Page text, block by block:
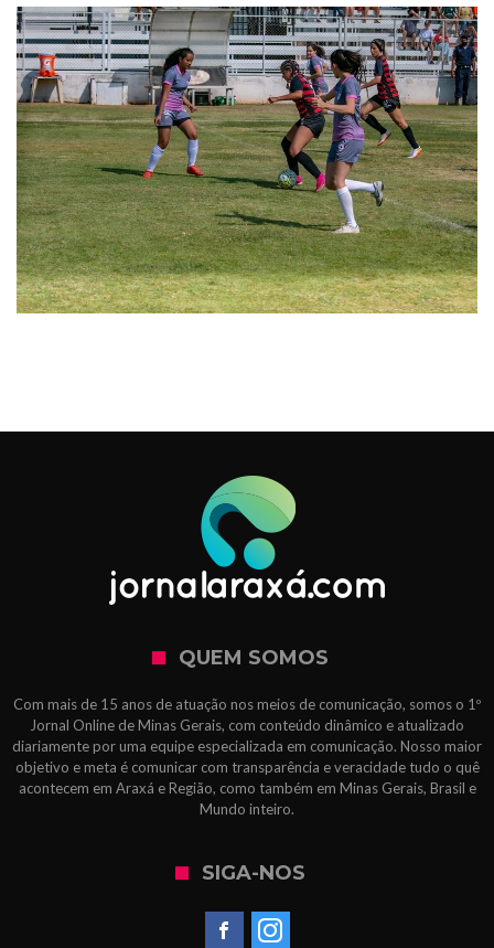
QUEM SOMOS
Com mais de 15 anos de atuação nos meios de comunicação, somos o 1º
Jornal Online de Minas Gerais, com conteúdo dinâmico e atualizado
diariamente por uma equipe especializada em comunicação. Nosso maior
objetivo e meta é comunicar com transparência e veracidade tudo o quê
acontecem em Araxá e Região, como também em Minas Gerais, Brasil e
Mundo inteiro.
SIGA-NOS